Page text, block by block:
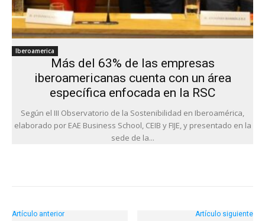
Iberoamerica
Más del 63% de las empresas
iberoamericanas cuenta con un área
específica enfocada en la RSC
Según el III Observatorio de la Sostenibilidad en Iberoamérica,
elaborado por EAE Business School, CEIB y FIJE, y presentado en la
sede de la...
Artículo anterior Artículo siguiente